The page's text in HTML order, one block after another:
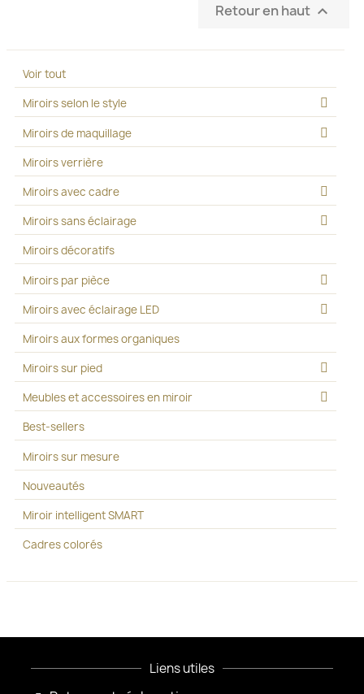
Voir tout
Miroirs selon le style
Miroirs de maquillage
Miroirs verrière
Miroirs avec cadre
Miroirs sans éclairage
Miroirs décoratifs
Miroirs par pièce
Miroirs avec éclairage LED
Miroirs aux formes organiques
Miroirs sur pied
Meubles et accessoires en miroir
Best-sellers
Miroirs sur mesure
Nouveautés
Miroir intelligent SMART
Cadres colorés
Retour en haut 
Liens utiles